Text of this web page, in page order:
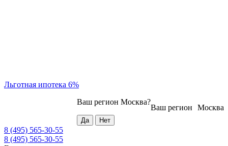
Льготная ипотека 6%
Москва
Ваш регион
Ваш регион Москва?
8 (495) 565-30-55
8 (495) 565-30-55